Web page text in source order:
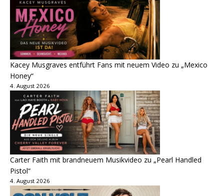
Kacey Musgraves entführt Fans mit neuem Video zu „Mexico
Honey“
4. August 2026
Carter Faith mit brandneuem Musikvideo zu „Pearl Handled
Pistol“
4. August 2026